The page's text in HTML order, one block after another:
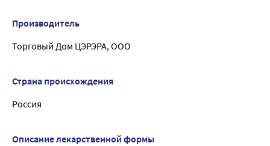
Производитель
Торговый Дом ЦЭРЭРА, ООО
Страна происхождения
Россия
Описание лекарственной формы